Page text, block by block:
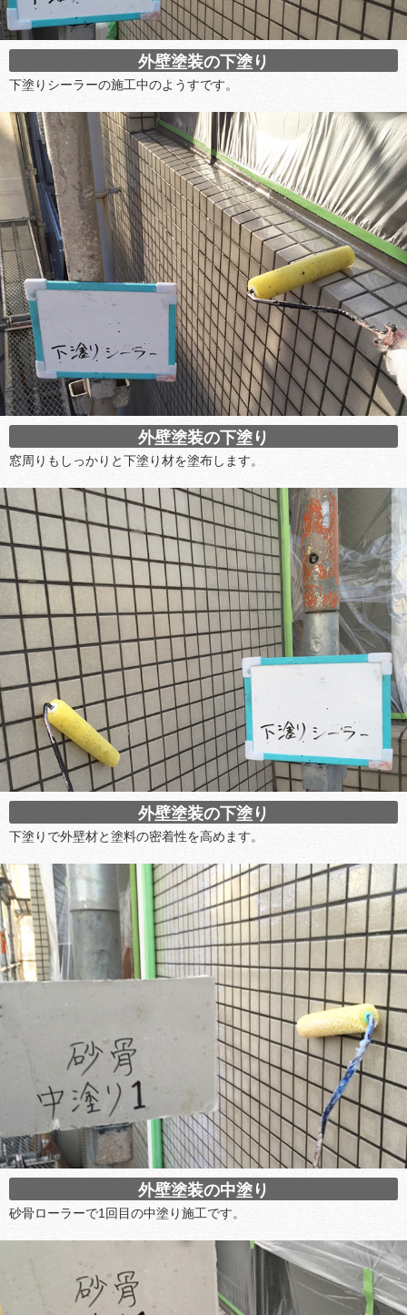
外壁塗装の下塗り
下塗りシーラーの施工中のようすです。
外壁塗装の下塗り
窓周りもしっかりと下塗り材を塗布します。
外壁塗装の下塗り
下塗りで外壁材と塗料の密着性を高めます。
外壁塗装の中塗り
砂骨ローラーで1回目の中塗り施工です。